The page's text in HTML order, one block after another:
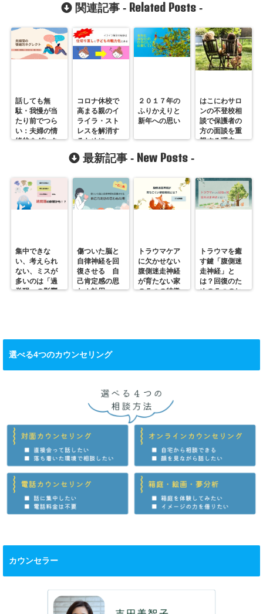
関連記事 - Related Posts-
話しても無
駄・我慢が当
たり前でつら
い：夫婦の情
緒的ネグレク
コロナ休校で
高まる親のイ
ライラ・スト
レスを解消す
るために
２０１７年の
ふりかえりと
新年への思い
はこにわサロ
ンの不登校相
談で保護者の
方の面談を重
視する理由
最新記事 - New Posts -
集中できな
い、考えられ
ない、ミスが
多いのは「過
覚醒」の影響
傷ついた脳と
自律神経を回
復させる 自
己肯定感の思
わぬ効用
トラウマケア
に欠かせない
腹側迷走神経
が育たない家
の５つの特徴
トラウマを癒
す鍵「腹側迷
走神経」と
は？回復のた
めの５つのヒ
選べる4つのカウンセリング
カウンセラー